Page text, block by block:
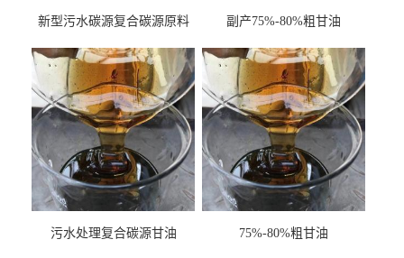
新型污水碳源复合碳源原料
副产75%-80%粗甘油
污水处理复合碳源甘油
75%-80%粗甘油